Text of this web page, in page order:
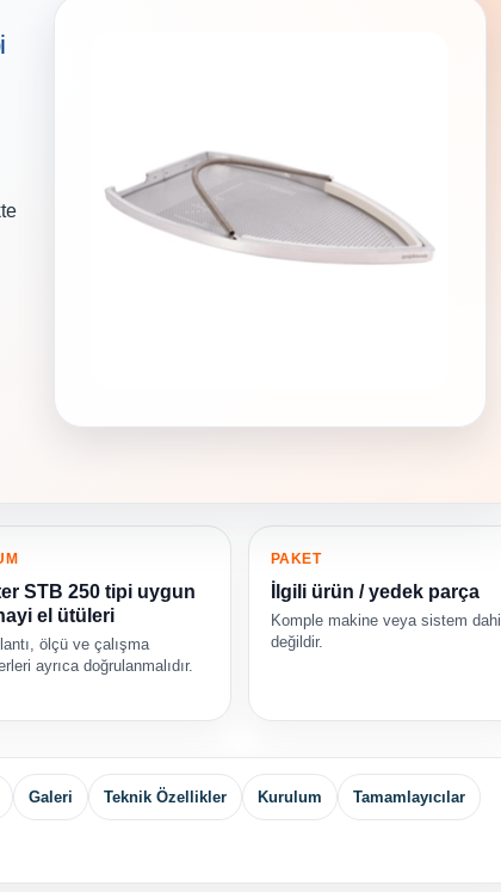
STB 250 tipi uygun
el ütüleri
ölçü ve çalışma
ayrıca doğrulanmalıdır.
PAKET
İlgili ürün / yedek parça
Komple makine veya sistem dahil
değildir.
Galeri Teknik Özellikler Kurulum Tamamlayıcılar